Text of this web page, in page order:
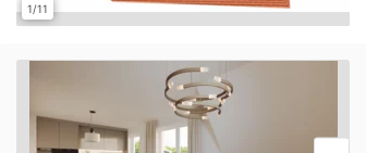
1/11